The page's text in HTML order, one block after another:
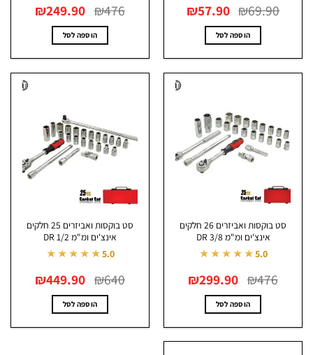
₪69.90 המקורי
היה:
₪69.90.
₪57.90 הנוכחי
הוא:
₪57.90.
הוספה לסל
₪ המקורי
היה:
₪476.
₪249.90 הנוכחי
הוא:
₪249.90.
הוספה לסל
סט בוקסות ואביזרים 26 חלקים
אינצ'ים ומ"מ DR 3/8
★★★★★
₪ המקורי
היה:
₪476.
₪299.90 הנוכחי
הוא:
₪299.90.
הוספה לסל
סט בוקסות ואביזרים 25 חלקים
אינצ'ים ומ"מ DR 1/2
★★★★★
₪ המקורי
היה:
₪640.
₪449.90 הנוכחי
הוא:
₪449.90.
הוספה לסל